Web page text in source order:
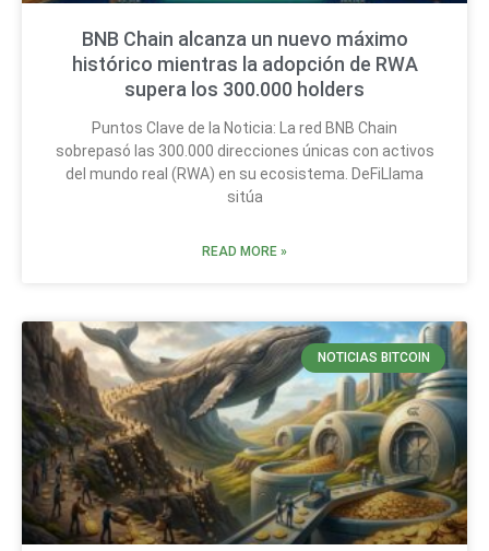
BNB Chain alcanza un nuevo máximo
histórico mientras la adopción de RWA
supera los 300.000 holders
Puntos Clave de la Noticia: La red BNB Chain
sobrepasó las 300.000 direcciones únicas con activos
del mundo real (RWA) en su ecosistema. DeFiLlama
sitúa
READ MORE »
NOTICIAS BITCOIN